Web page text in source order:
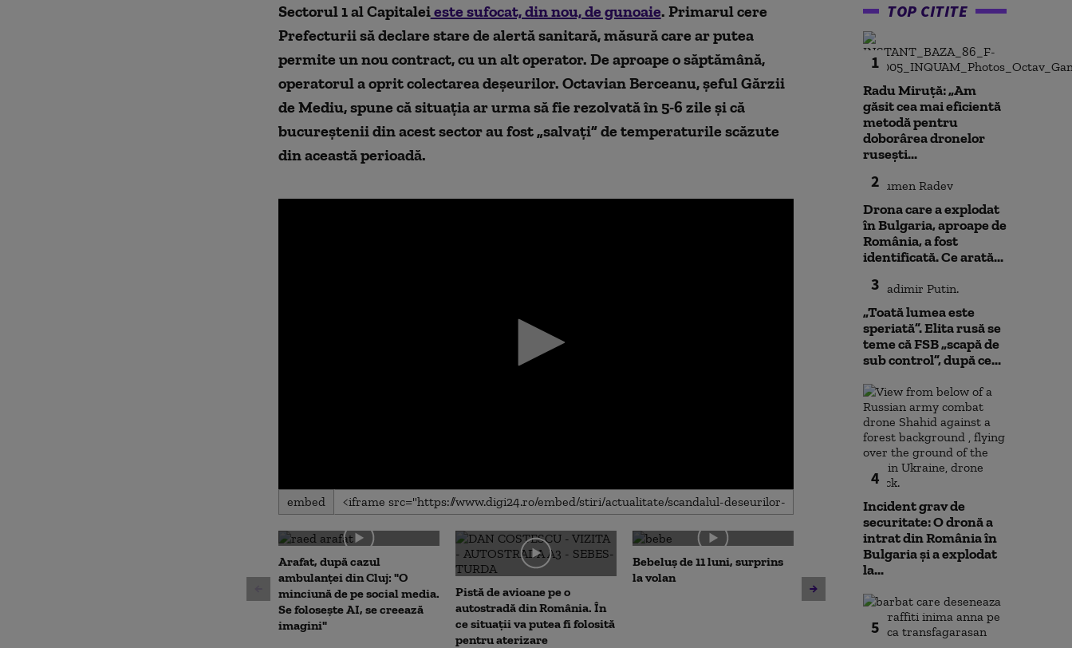
Sectorul 1 al Capitaleieste sufocat, din nou, de gunoaie. Primarul cere
Prefecturii să declare stare de alertă sanitară, măsură care ar putea
permite un nou contract, cu un alt operator. De aproape o săptămână,
operatorul a oprit colectarea deșeurilor. Octavian Berceanu, șeful Gărzii
de Mediu,spune că situația ar urma să fie rezolvată în 5-6 zile și că
bucureștenii din acest sector au fost „salvați” de temperaturile scăzute
din această perioadă.
0
seconds
0
secondsVolume
90%
embed
Arafat, după cazul
ambulanței din Cluj: "O
minciună de pe social media.
Se folosește AI, se creează
imagini"
Pistă de avioane pe o
autostradă din România. În
ce situații va putea fi folosită
pentru aterizare
Bebeluș de 11 luni, surprins
la volan
Cum va fi vremea în
următoarele zile
Unitatea 2 de
rămâne în
TOP CITITE
1
Radu Miruță: „Am
găsit cea mai eficientă
metodă pentru
doborârea dronelor
rusești...
2
Drona care a explodat
în Bulgaria, aproape de
România, a fost
identificată. Ce arată...
3
„Toată lumea este
speriată”. Elita rusă se
teme că FSB „scapă de
sub control”, după ce...
4
Incident grav de
securitate: O dronă a
intrat din România în
Bulgaria şi a explodat
la...
5